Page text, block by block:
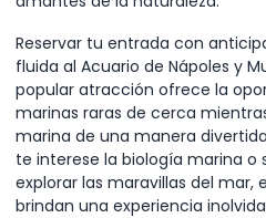
Reservar tu entrada con
fluida al Acuario de Nápoles y
popular atracción ofrece la
marinas raras de cerca
marina de una manera
te interese la biología marina o
explorar las maravillas del mar,
brindan una experiencia